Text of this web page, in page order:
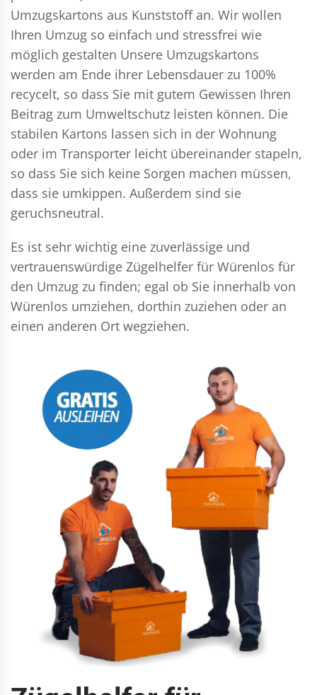
Umzugskartons aus Kunststoff an. Wir wollen
Ihren Umzug so einfach und stressfrei wie
möglich gestalten Unsere Umzugskartons
werden am Ende ihrer Lebensdauer zu 100%
recycelt, so dass Sie mit gutem Gewissen Ihren
Beitrag zum Umweltschutz leisten können. Die
stabilen Kartons lassen sich in der Wohnung
oder im Transporter leicht übereinander stapeln,
so dass Sie sich keine Sorgen machen müssen,
dass sie umkippen. Außerdem sind sie
geruchsneutral.
Es ist sehr wichtig eine zuverlässige und
vertrauenswürdige Zügelhelfer für Würenlos für
den Umzug zu finden; egal ob Sie innerhalb von
Würenlos umziehen, dorthin zuziehen oder an
einen anderen Ort wegziehen.